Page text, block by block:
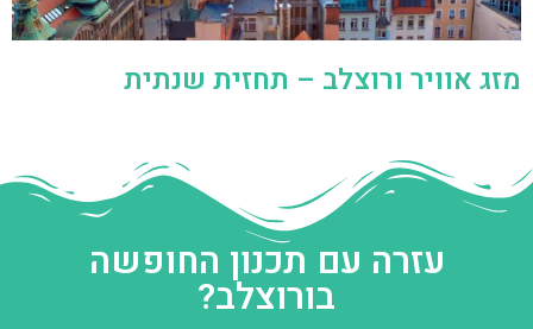
מזג אוויר ורוצלב – תחזית שנתית
עזרה עם תכנון החופשה
בורוצלב?